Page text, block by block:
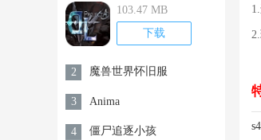
103.47 MB
下载
2 魔兽世界怀旧服
3 Anima
4 僵尸追逐小孩